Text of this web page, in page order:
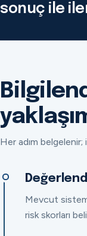
sonuç ile
Her adım
Mevcut sistem
risk skorları